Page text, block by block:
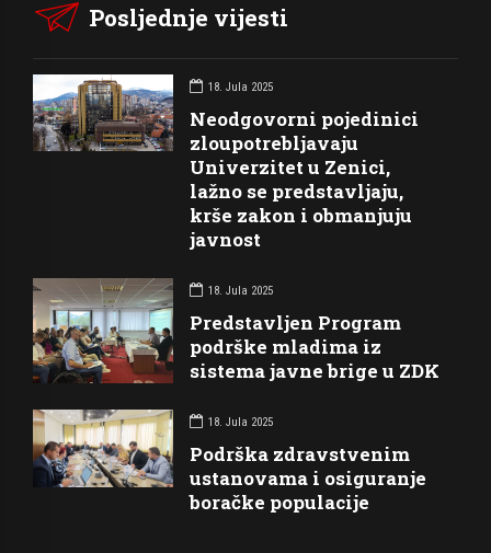
Posljednje vijesti
18. Jula 2025
Neodgovorni pojedinici
zloupotrebljavaju
Univerzitet u Zenici,
lažno se predstavljaju,
krše zakon i obmanjuju
javnost
18. Jula 2025
Predstavljen Program
podrške mladima iz
sistema javne brige u ZDK
18. Jula 2025
Podrška zdravstvenim
ustanovama i osiguranje
boračke populacije